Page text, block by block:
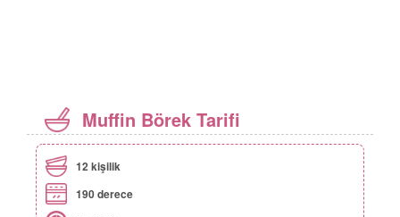
Muffin Börek Tarifi
12 kişilik
190 derece